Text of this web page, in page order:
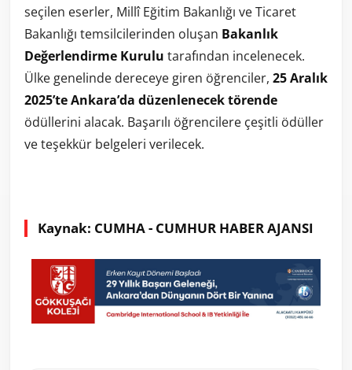
seçilen eserler, Millî Eğitim Bakanlığı ve Ticaret
Bakanlığı temsilcilerinden oluşan Bakanlık
Değerlendirme Kurulu tarafından incelenecek.
Ülke genelinde dereceye giren öğrenciler, 25 Aralık
2025’te Ankara’da düzenlenecek törende
ödüllerini alacak. Başarılı öğrencilere çeşitli ödüller
ve teşekkür belgeleri verilecek.
Kaynak: CUMHA - CUMHUR HABER AJANSI